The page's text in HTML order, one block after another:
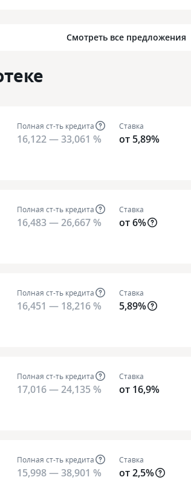
Смотреть все предложения
Полная ст-ть кредита
16,122 — 33,061 %
Ставка
от 5,89%
Полная ст-ть кредита
16,483 — 26,667 %
Ставка
от 6%
Полная ст-ть кредита
16,451 — 18,216 %
Ставка
5,89%
Полная ст-ть кредита
17,016 — 24,135 %
Ставка
от 16,9%
Полная ст-ть кредита
15,998 — 38,901 %
Ставка
от 2,5%